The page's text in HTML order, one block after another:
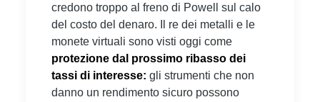
credono troppo al freno di Powell sul calo
del costo del denaro. Il re dei metalli e le
monete virtuali sono visti oggi come
protezione dal prossimo ribasso dei
tassi di interesse: gli strumenti che non
danno un rendimento sicuro possono